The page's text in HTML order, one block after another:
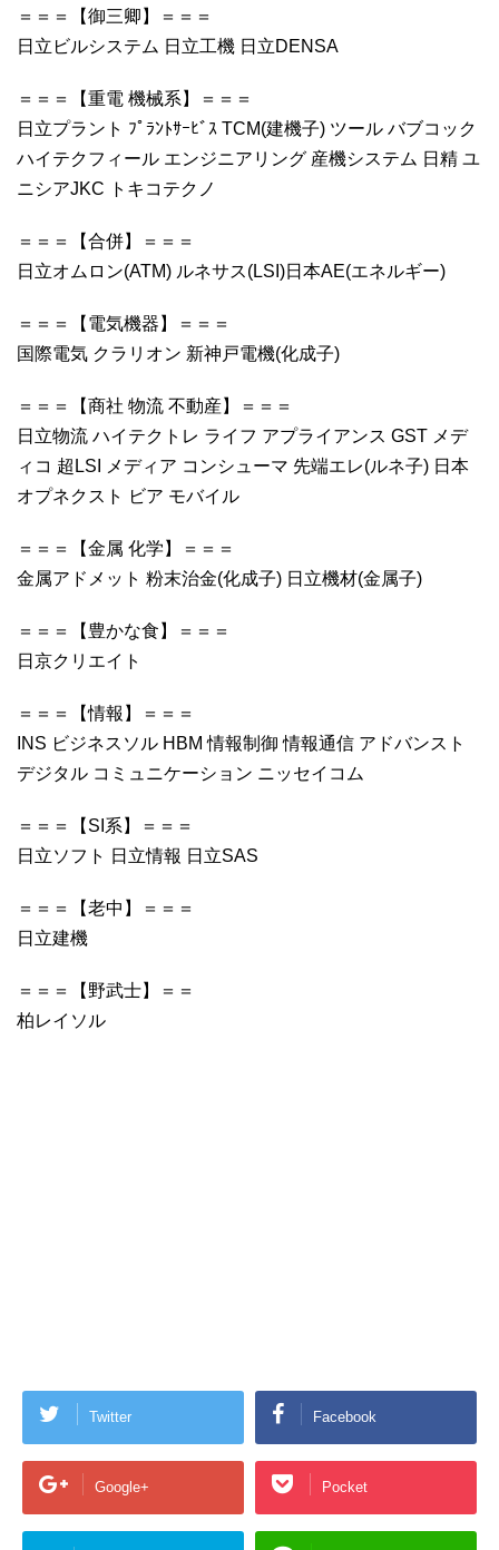
＝＝＝【御三卿】＝＝＝
日立ビルシステム 日立工機 日立DENSA
＝＝＝【重電 機械系】＝＝＝
日立プラント ﾌﾟﾗﾝﾄｻｰﾋﾞｽ TCM(建機子) ツール バブコック
ハイテクフィール エンジニアリング 産機システム 日精 ユ
ニシアJKC トキコテクノ
＝＝＝【合併】＝＝＝
日立オムロン(ATM) ルネサス(LSI)日本AE(エネルギー)
＝＝＝【電気機器】＝＝＝
国際電気 クラリオン 新神戸電機(化成子)
＝＝＝【商社 物流 不動産】＝＝＝
日立物流 ハイテクトレ ライフ アプライアンス GST メデ
ィコ 超LSI メディア コンシューマ 先端エレ(ルネ子) 日本
オプネクスト ビア モバイル
＝＝＝【金属 化学】＝＝＝
金属アドメット 粉末治金(化成子) 日立機材(金属子)
＝＝＝【豊かな食】＝＝＝
日京クリエイト
＝＝＝【情報】＝＝＝
INS ビジネスソル HBM 情報制御 情報通信 アドバンスト
デジタル コミュニケーション ニッセイコム
＝＝＝【SI系】＝＝＝
日立ソフト 日立情報 日立SAS
＝＝＝【老中】＝＝＝
日立建機
＝＝＝【野武士】＝＝
柏レイソル
Twitter Facebook
Google+ Pocket